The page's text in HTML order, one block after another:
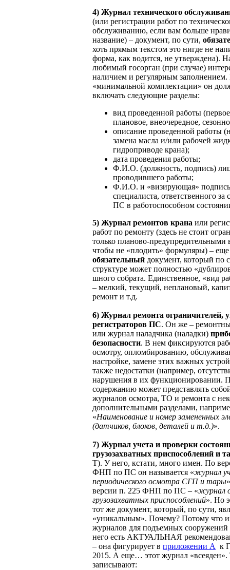
4) Журнал технического
(или регистрации работ по
обслуживанию, если вам больше
название) – документ, по сути,
хоть прямым текстом это нигде не
форма, как водится, не утверждена).
любимый госорган (при случае)
наличием и регулярным
«минимальной комплектации» он
включать следующие разделы:
вид проведенной работы
плановое, внеочередное,
описание проведенной работы
замена масла и/или рабочей
гидроприводе крана);
дата проведения работы;
Ф.И.О. (должность, подпись)
проводившего работы;
Ф.И.О. и «визирующая» подпись
специалиста, ответственного за
ПС в работоспособном
5) Журнал ремонтов крана или
работ по ремонту (здесь не стоит
только планово-предупредительными
чтобы не «плодить» формуляры) –
обязательный документ, который по
структуре может полностью
шного собрата. Единственное, «вид
– мелкий, текущий, неплановый,
ремонт и т.д.
6) Журнал ремонта ограничителей,
регистраторов ПС. Он же –
или журнал наладчика (наладки)
безопасности. В нем фиксируются
осмотру, опломбированию,
настройке, замене этих важных
также недостатки (например,
нарушения в их функционировании.
содержанию может представлять
журналов осмотра, ТО и ремонта с
дополнительными разделами,
«Наименование и номер замененных
(датчиков, блоков, деталей и т.д.)».
7) Журнал учета и проверки
грузозахватных приспособлений и
Т). У него, кстати, много имен. По
ФНП по ПС он называется «журнал
периодического осмотра СГП и тары
версии п. 225 ФНП по ПС – «журнал
грузозахватных приспособлений». Но
тот же документ, который, по сути,
«уникальным». Почему? Потому что
журналов для подъемных сооружений
него есть АКТУАЛЬНАЯ
– она фигурирует в приложении А к
2015. А еще… этот журнал «всеяден».
записывают: